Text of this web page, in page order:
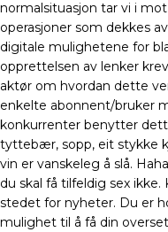
normalsituasjon tar vi i
operasjoner som dekkes
digitale mulighetene for
opprettelsen av lenker
aktør om hvordan dette
enkelte abonnent/bruker
konkurrenter benytter
tyttebær, sopp, eit stykke
vin er vanskeleg å slå.
du skal få tilfeldig sex
stedet for nyheter. Du er
mulighet til å få din